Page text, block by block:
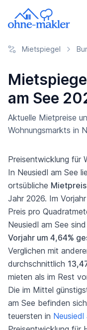
Mietspiegel
am See
Aktuelle Mietpreise
Wohnungsmarkts in
Preisentwicklung für
In Neusiedl am See
ortsübliche
Jahr 2026. Im
Preis pro
Neusiedl am See
Vorjahr um 4,64%
Verglichen mit
durchschnittlich
mieten als im Rest
Die im Mittel
am See befinden
teuersten in Neusiedl